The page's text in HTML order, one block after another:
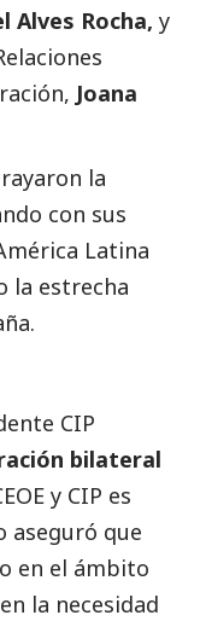
Alves Rocha, y
Joana
la
con sus
Latina
la estrecha
CIP
bilateral
y CIP es
aseguró que
en el ámbito
la necesidad